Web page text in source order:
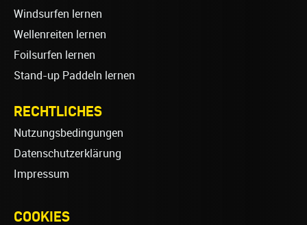
Windsurfen lernen
Wellenreiten lernen
Foilsurfen lernen
Stand-up Paddeln lernen
RECHTLICHES
Nutzungsbedingungen
Datenschutzerklärung
Impressum
COOKIES